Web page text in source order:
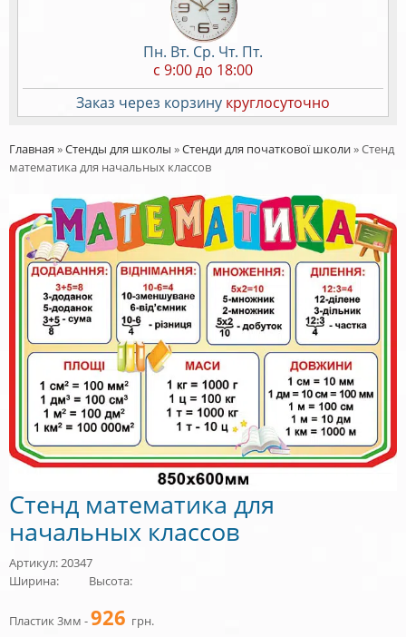
Пн. Вт. Ср. Чт. Пт.
c 9:00 до 18:00
Заказ через корзину круглосуточно
Главная »Стенды для школы »Стенди для початкової школи»Стенд
математика для начальных классов
Стенд математика для
начальных классов
Артикул: 20347
Ширина:
Высота:
Пластик 3мм -926 грн.